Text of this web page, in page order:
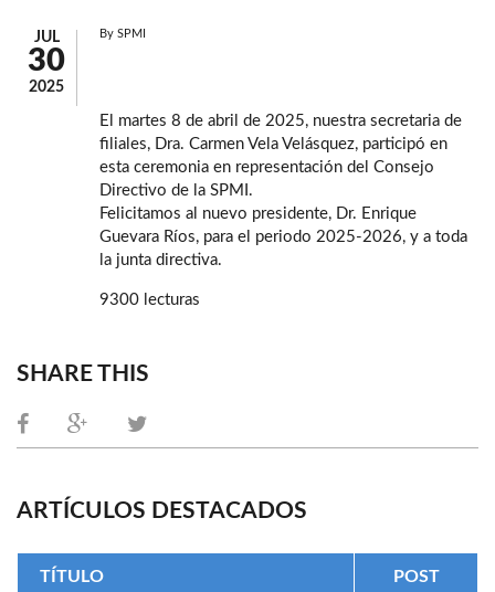
JUL
30
2025
By SPMI
El martes 8 de abril de 2025, nuestra secretaria de
filiales, Dra. Carmen Vela Velásquez, participó en
esta ceremonia en representación del Consejo
Directivo de la SPMI.
Felicitamos al nuevo presidente, Dr. Enrique
Guevara Ríos, para el periodo 2025-2026, y a toda
la junta directiva.
9300 lecturas
SHARE THIS
ARTÍCULOS DESTACADOS
TÍTULO
POST